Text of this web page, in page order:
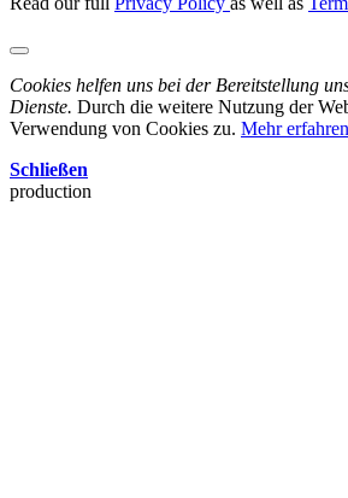
Cookies helfen uns bei der Bereitstellung
Dienste. Durch die weitere Nutzung der
Verwendung von Cookies zu. Mehr erfahren
Schließen
production